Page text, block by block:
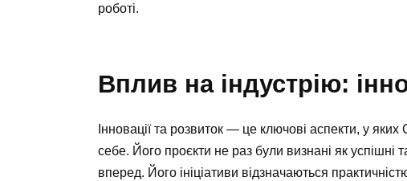
роботі.
Вплив на індустрію:
Інновації та розвиток — це ключові аспекти, у
себе. Його проєкти не раз були визнані як успішні
вперед. Його ініціативи відзначаються